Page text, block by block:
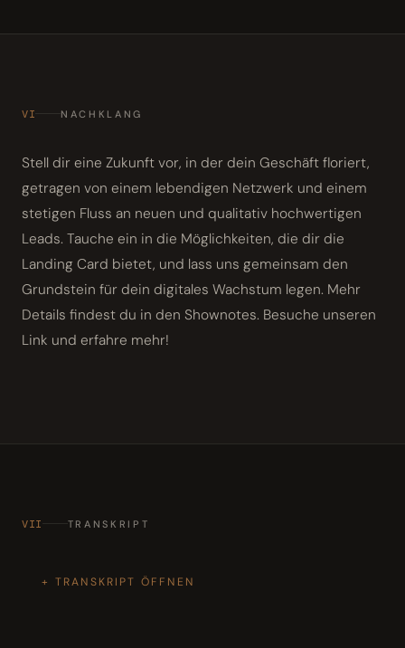
VI NACHKLANG
Stell dir eine Zukunft vor, in der dein Geschäft floriert,
getragen von einem lebendigen Netzwerk und einem
stetigen Fluss an neuen und qualitativ hochwertigen
Leads. Tauche ein in die Möglichkeiten, die dir die
Landing Card bietet, und lass uns gemeinsam den
Grundstein für dein digitales Wachstum legen. Mehr
Details findest du in den Shownotes. Besuche unseren
Link und erfahre mehr!
VII TRANSKRIPT
TRANSKRIPT ÖFFNEN